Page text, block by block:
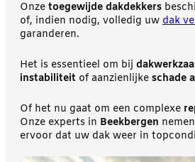
Onze toegewijde dakdekkers
of, indien nodig, volledig uw dak
garanderen.
Het is essentieel om bij
instabiliteit of aanzienlijke schade
Of het nu gaat om een complexe
Onze experts in Beekbergen
ervoor dat uw dak weer in